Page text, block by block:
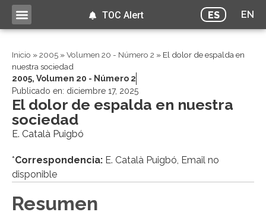
ES EN
TOC Alert
Inicio »2005 »Volumen 20 - Número 2 » El dolor de espalda en
nuestra sociedad
2005, Volumen 20 - Número 2
Publicado en: diciembre 17, 2025
El dolor de espalda en nuestra
sociedad
E. Català Puigbó
*Correspondencia: E. Català Puigbó, Email no
disponible
Resumen